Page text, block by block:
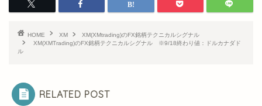
HOME XM
XM(XMtrading)のFX銘柄テクニカルシグナル
XM(XMTrading)のFX銘柄テクニカルシグナル ※9/18終わり値：ドルカナダド
ル
RELATED POST